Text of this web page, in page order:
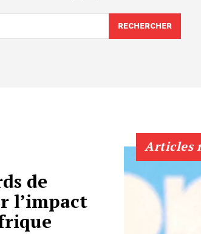
RECHERCHER
de
l’impact
Articles